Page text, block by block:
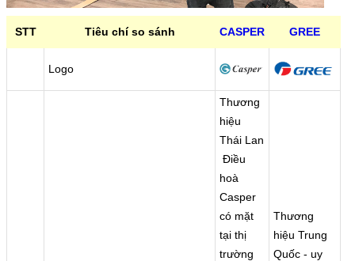
STT Tiêu chí so sánh CASPER GREE
Logo
Thương
hiệu
Thái Lan
Điều
hoà
Casper
có mặt
tại thị
trường
Thương
hiệu Trung
Quốc - uy